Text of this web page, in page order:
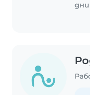
дни